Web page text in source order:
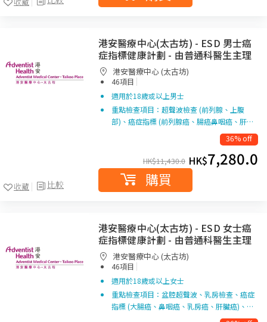
比較
收藏
港安醫療中心(太古坊) - ESD 男士癌
症指標健康計劃 - 由普通科醫生主理
港安醫療中心 (太古坊)
46項目 |
適用於18歲或以上男士
重點檢查項目：超聲波檢查 (前列腺、上腹
部)、癌症指標 (前列腺癌、腸癌鼻咽癌、肝…
36% off
HK$11,430.0 HK$7,280.0
購買
港安醫療中心(太古坊) - ESD 女士癌
症指標健康計劃 - 由普通科醫生主理
港安醫療中心 (太古坊)
46項目 |
適用於18歲或以上女士
重點檢查項目：盆腔超聲波、乳房檢查、癌症
指標 (大腸癌、鼻咽癌、乳房癌、肝臟癌)、…